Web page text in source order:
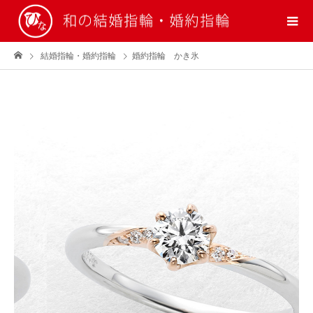
結婚指輪・婚約指輪 婚約指輪 かき氷